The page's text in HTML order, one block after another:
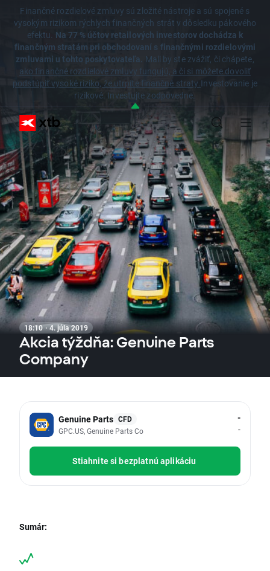
Finančné rozdielové zmluvy sú zložité nástroje a sú spojené s
vysokým rizikom rýchlych finančných strát v dôsledku pákového
efektu. Na 77 % účtov retailových investorov dochádza k
finančným stratám pri obchodovaní s finančnými rozdielovými
zmluvami u tohto poskytovateľa. Mali by ste zvážiť, či chápete,
ako finančné rozdielové zmluvy fungujú, a či si môžete dovoliť
podstúpiť vysoké riziko, že utrpíte finančné straty.Investovanie je
rizikové. Investujte zodpovedne.
18:10 · 4. júla 2019
Akcia týždňa: Genuine Parts
Company
Genuine Parts CFD
GPC.US, Genuine Parts Co
-
-
Stiahnite si bezplatnú aplikáciu
Sumár: